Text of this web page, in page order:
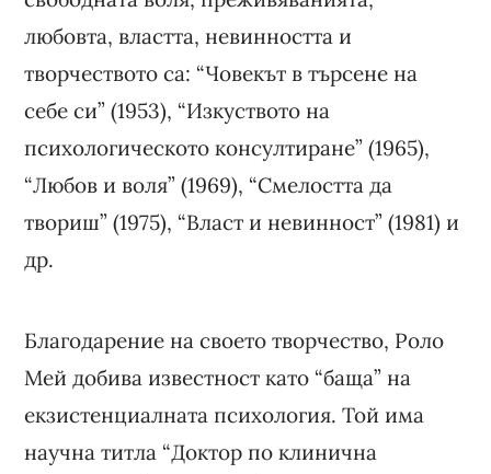
любовта, властта, невинността и
творчеството са: “Човекът в търсене на
себе си” (1953), “Изкуството на
психологическото консултиране” (1965),
“Любов и воля” (1969), “Смелостта да
твориш” (1975), “Власт и невинност” (1981) и
др.
Благодарение на своето творчество, Роло
Мей добива известност като “баща” на
екзистенциалната психология. Той има
научна титла “Доктор по клинична